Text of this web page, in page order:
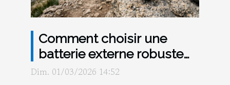
Comment choisir une
batterie externe robuste
pour vos aventures ?
Dim. 01/03/2026 14:52